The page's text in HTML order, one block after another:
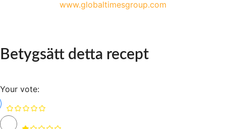
www.globaltimesgroup.com
Betygsätt detta recept
Your vote: